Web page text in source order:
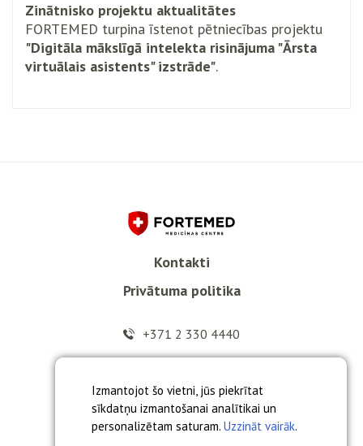
Izmantojot šo vietni, jūs piekrītat
sīkdatņu izmantošanai analītikai un
personalizētam saturam. Uzzināt vairāk.
Zinātnisko projektu aktualitātes
FORTEMED turpina īstenot pētniecības projektu
"Digitāla mākslīgā intelekta risinājuma "Ārsta
virtuālais asistents" izstrāde".
Kontakti
Privātuma politika
+371 2 330 4440